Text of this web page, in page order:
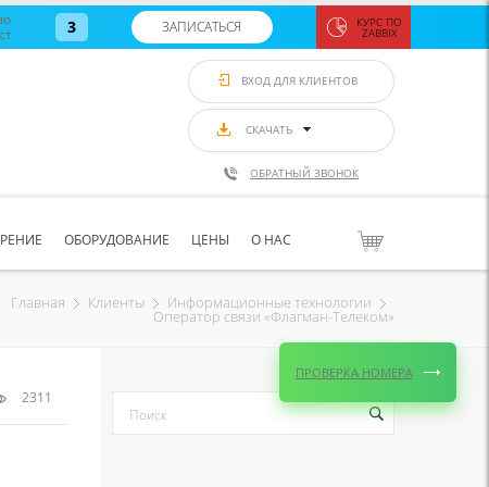
3 ЗАПИСАТЬСЯ КУРС ПО
ZABBIX
ВХОД ДЛЯ КЛИЕНТОВ
СКАЧАТЬ
ОБРАТНЫЙ ЗВОНОК
ОБОРУДОВАНИЕ ЦЕНЫ О НАС
Главная Клиенты Информационные технологии
Оператор связи «Флагман-Телеком»
2311
ПРОВЕРКА НОМЕРА